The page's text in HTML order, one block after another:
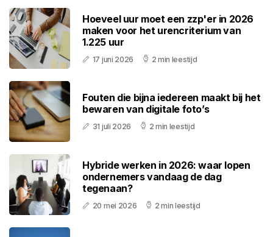
Hoeveel uur moet een zzp'er in 2026
maken voor het urencriterium van
1.225 uur
17 juni 2026 2 min leestijd
Fouten die bijna iedereen maakt bij het
bewaren van digitale foto’s
31 juli 2026 2 min leestijd
Hybride werken in 2026: waar lopen
ondernemers vandaag de dag
tegenaan?
20 mei 2026 2 min leestijd